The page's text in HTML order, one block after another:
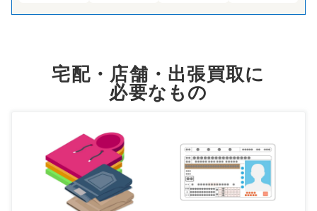
宅配・店舗・出張買取に
必要なもの